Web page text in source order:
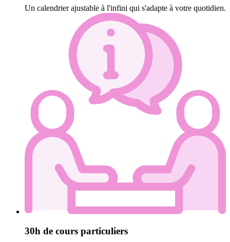
Un calendrier ajustable à l'infini qui s'adapte à votre quotidien.
30h de cours particuliers